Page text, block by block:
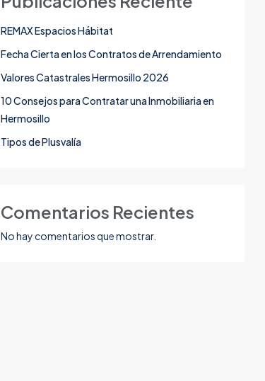
REMAX Espacios Hábitat
Fecha Cierta en los Contratos de Arrendamiento
Valores Catastrales Hermosillo 2026
10 Consejos para Contratar una Inmobiliaria en
Hermosillo
Tipos de Plusvalía
Comentarios Recientes
No hay comentarios que mostrar.